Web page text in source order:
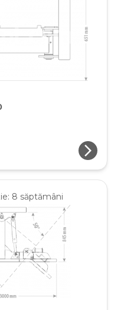
arrow_forward_ios
8 săptămâni